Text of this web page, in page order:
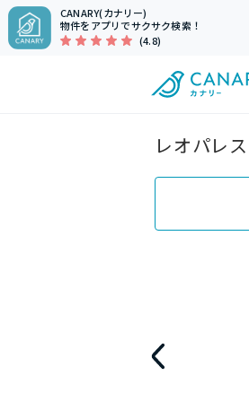
CANARY(カナリー)
物件をアプリでサクサク検索！
(4.8)
レオパレ